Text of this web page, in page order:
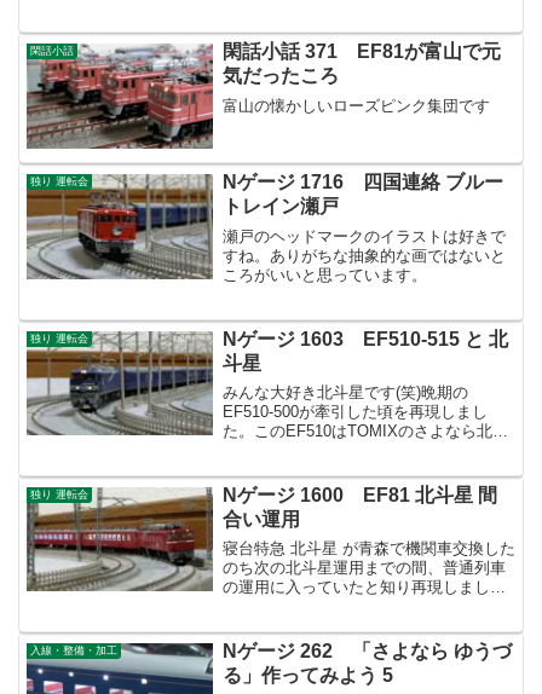
閑話小話
閑話小話 371 EF81が富山で元
気だったころ
富山の懐かしいローズピンク集団です
独り 運転会
Nゲージ 1716 四国連絡 ブルー
トレイン瀬戸
瀬戸のヘッドマークのイラストは好きで
すね。ありがちな抽象的な画ではないと
ころがいいと思っています。
独り 運転会
Nゲージ 1603 EF510-515 と 北
斗星
みんな大好き北斗星です(笑)晩期の
EF510-500が牽引した頃を再現しまし
た。このEF510はTOMIXのさよなら北斗
独り 運転会
Nゲージ 1600 EF81 北斗星 間
合い運用
寝台特急 北斗星 が青森で機関車交換した
のち次の北斗星運用までの間、普通列車
の運用に入っていたと知り再現しまし
入線・整備・加工
Nゲージ 262 「さよなら ゆうづ
る」作ってみよう 5